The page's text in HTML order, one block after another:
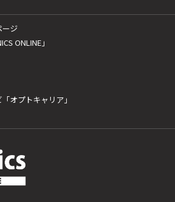
ジ
ONLINE」
オプトキャリア」